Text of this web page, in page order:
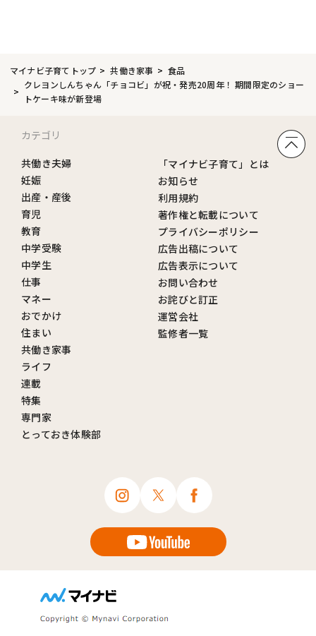
マイナビ子育てトップ 共働き家事
食品
クレヨンしんちゃん「チョコビ」が祝・発売20周年！ 期間限定のショー
トケーキ味が新登場
カテゴリ
共働き夫婦
妊娠
出産・産後
育児
教育
中学受験
中学生
仕事
マネー
おでかけ
住まい
共働き家事
ライフ
連載
特集
専門家
とっておき体験部
「マイナビ子育て」とは
お知らせ
利用規約
著作権と転載について
プライバシーポリシー
広告出稿について
広告表示について
お問い合わせ
お詫びと訂正
運営会社
監修者一覧